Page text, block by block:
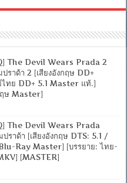
The Devil Wears Prada 2
ราด้า 2 [เสียงอังกฤษ DD+
ทย DD+ 5.1 Master แท้.]
ฤษ Master]
The Devil Wears Prada
ราด้า [เสียงอังกฤษ DTS: 5.1 /
Ray Master] [บรรยาย: ไทย-
[MASTER]